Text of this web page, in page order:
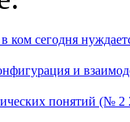
ком сегодня
и
понятий (№ 2